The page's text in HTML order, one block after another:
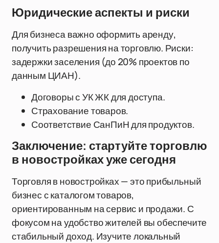
Юридические аспекты и риски
Для бизнеса важно оформить аренду,
получить разрешения на торговлю. Риски:
задержки заселения (до 20% проектов по
данным ЦИАН).
Договоры с УК ЖК для доступа.
Страхование товаров.
Соответствие СанПиН для продуктов.
Заключение: стартуйте торговлю
в новостройках уже сегодня
Торговля в новостройках — это прибыльный
бизнес с каталогом товаров,
ориентированным на сервис и продажи. С
фокусом на удобство жителей вы обеспечите
стабильный доход. Изучите локальный